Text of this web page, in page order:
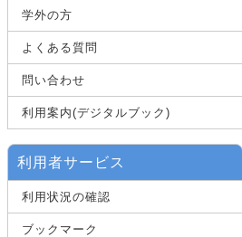
学外の方
よくある質問
問い合わせ
利用案内(デジタルブック)
利用者サービス
利用状況の確認
ブックマーク